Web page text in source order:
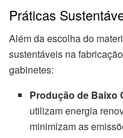
Práticas
Além da escolha do
sustentáveis na
gabinetes:
Produção de Baixo
utilizam energia
minimizam as